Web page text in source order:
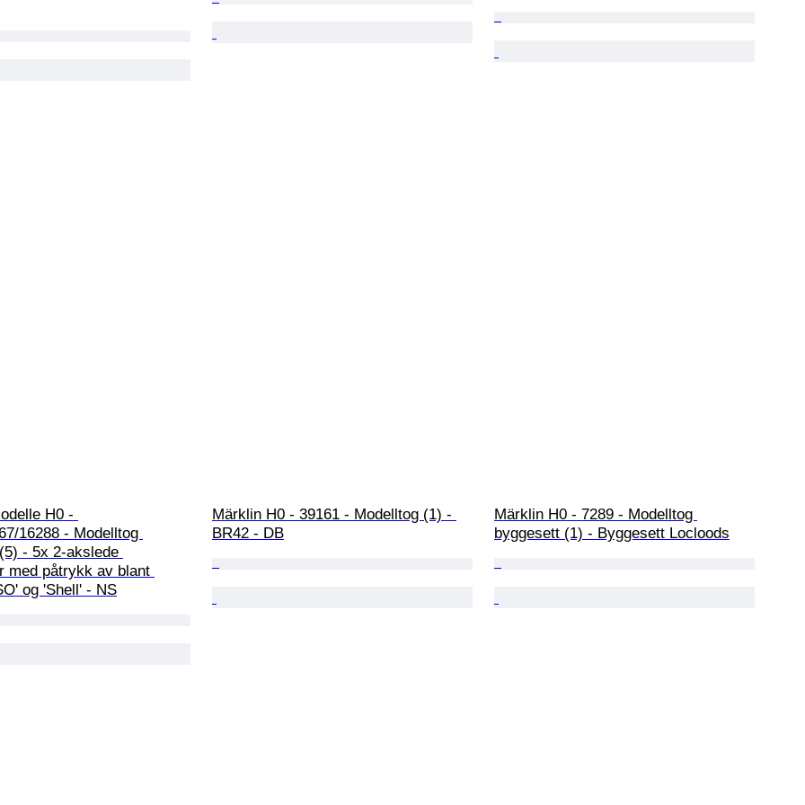
H0 -
16288 - Modelltog
- 5x 2-akslede
med påtrykk av blant
og 'Shell' - NS
Märklin H0 - 39161 - Modelltog (1) -
BR42 - DB
Märklin H0 - 7289 - Modelltog
byggesett (1) - Byggesett Locloods